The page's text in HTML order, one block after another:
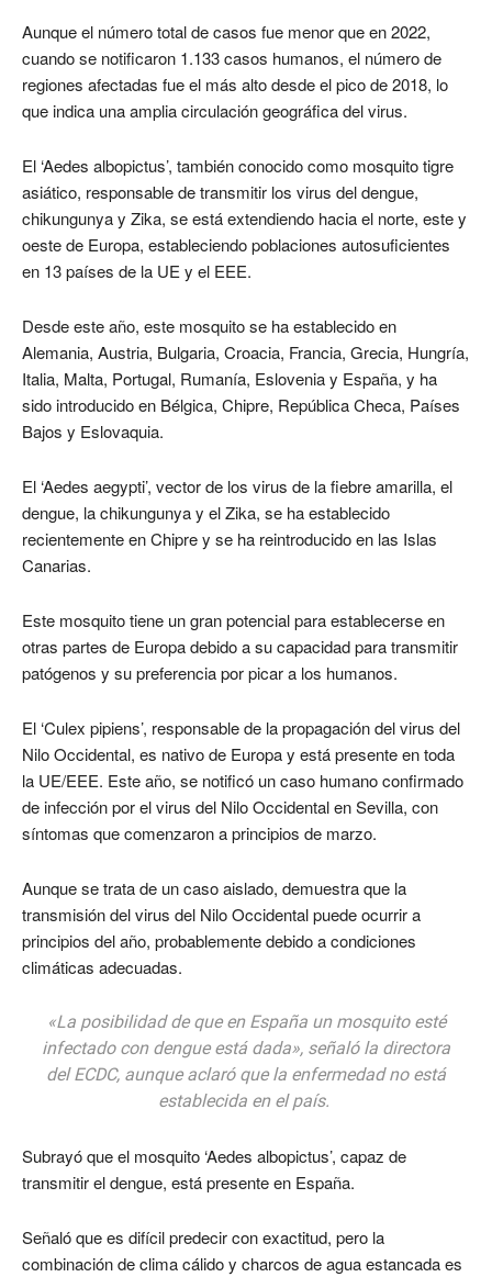
Aunque el número total de casos fue menor que en 2022,
cuando se notificaron 1.133 casos humanos, el número de
regiones afectadas fue el más alto desde el pico de 2018, lo
que indica una amplia circulación geográfica del virus.
El ‘Aedes albopictus’, también conocido como mosquito tigre
asiático, responsable de transmitir los virus del dengue,
chikungunya y Zika, se está extendiendo hacia el norte, este y
oeste de Europa, estableciendo poblaciones autosuficientes
en 13 países de la UE y el EEE.
Desde este año, este mosquito se ha establecido en
Alemania, Austria, Bulgaria, Croacia, Francia, Grecia, Hungría,
Italia, Malta, Portugal, Rumanía, Eslovenia y España, y ha
sido introducido en Bélgica, Chipre, República Checa, Países
Bajos y Eslovaquia.
El ‘Aedes aegypti’, vector de los virus de la fiebre amarilla, el
dengue, la chikungunya y el Zika, se ha establecido
recientemente en Chipre y se ha reintroducido en las Islas
Canarias.
Este mosquito tiene un gran potencial para establecerse en
otras partes de Europa debido a su capacidad para transmitir
patógenos y su preferencia por picar a los humanos.
El ‘Culex pipiens’, responsable de la propagación del virus del
Nilo Occidental, es nativo de Europa y está presente en toda
la UE/EEE. Este año, se notificó un caso humano confirmado
de infección por el virus del Nilo Occidental en Sevilla, con
síntomas que comenzaron a principios de marzo.
Aunque se trata de un caso aislado, demuestra que la
transmisión del virus del Nilo Occidental puede ocurrir a
principios del año, probablemente debido a condiciones
climáticas adecuadas.
«La posibilidad de que en España un mosquito esté
infectado con dengue está dada», señaló la directora
del ECDC, aunque aclaró que la enfermedad no está
establecida en el país.
Subrayó que el mosquito ‘Aedes albopictus’, capaz de
transmitir el dengue, está presente en España.
Señaló que es difícil predecir con exactitud, pero la
combinación de clima cálido y charcos de agua estancada es